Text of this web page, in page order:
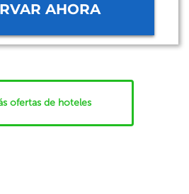
AHORA
ofertas de hoteles